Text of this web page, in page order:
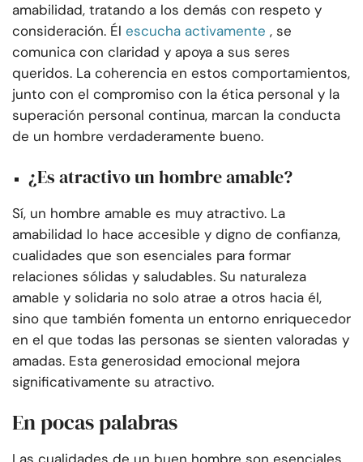
amabilidad, tratando a los demás con respeto y
consideración. Él escucha activamente , se
comunica con claridad y apoya a sus seres
queridos. La coherencia en estos comportamientos,
junto con el compromiso con la ética personal y la
superación personal continua, marcan la conducta
de un hombre verdaderamente bueno.
¿Es atractivo un hombre amable?
Sí, un hombre amable es muy atractivo. La
amabilidad lo hace accesible y digno de confianza,
cualidades que son esenciales para formar
relaciones sólidas y saludables. Su naturaleza
amable y solidaria no solo atrae a otros hacia él,
sino que también fomenta un entorno enriquecedor
en el que todas las personas se sienten valoradas y
amadas. Esta generosidad emocional mejora
significativamente su atractivo.
En pocas palabras